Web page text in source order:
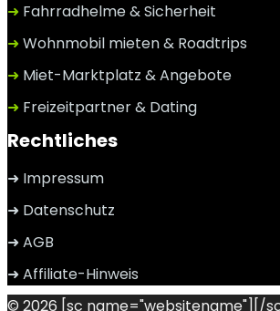
➜ Fahrradhelme & Sicherheit
➜ Wohnmobil mieten & Roadtrips
➜ Miet-Marktplatz & Angebote
➜ Freizeitpartner & Dating
Rechtliches
➜ Impressum
➜ Datenschutz
➜ AGB
➜ Affiliate-Hinweis
© 2026 [sc name="websitename"][/